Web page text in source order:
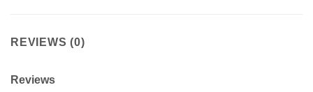
REVIEWS (0)
Reviews